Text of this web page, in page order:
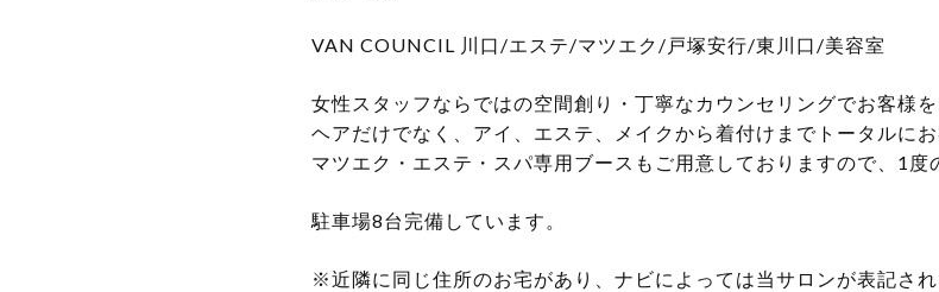
VAN COUNCIL 川口/エステ/マツエク/戸塚安行/東川口/美容室
女性スタッフならではの空間創り・丁寧なカウンセリングでお客様
ヘアだけでなく、アイ、エステ、メイクから着付けまでトータルに
マツエク・エステ・スパ専用ブースもご用意しておりますので、1度
駐車場8台完備しています。
※近隣に同じ住所のお宅があり、ナビによっては当サロンが表記され